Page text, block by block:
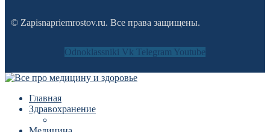
© Zapisnapriemrostov.ru. Все права защищены.
Odnoklassniki Vk Telegram Youtube
Главная
Здравохранение